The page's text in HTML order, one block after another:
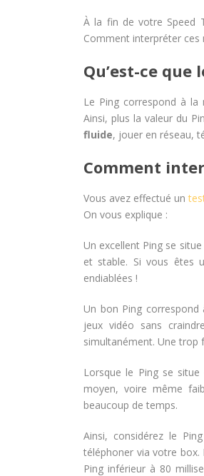
À la fin de votre Speed
Comment interpréter ces
Qu’est-ce que
Le Ping correspond à la
Ainsi, plus la valeur du
fluide, jouer en réseau,
Comment
Vous avez effectué un
On vous explique :
Un excellent Ping se
et stable. Si vous êtes
endiablées !
Un bon Ping
jeux vidéo sans
simultanément. Une trop
Lorsque le Ping se
moyen, voire même
beaucoup de temps.
Ainsi, considérez le
téléphoner via votre box.
Ping inférieur à 80